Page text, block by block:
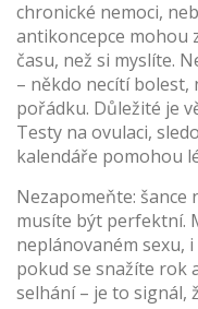
chronické nemoci,
antikoncepce mohou
času, než si myslíte.
– někdo necítí bolest,
pořádku. Důležité je
Testy na ovulaci,
kalendáře pomohou
Nezapomeňte: šance
musíte být perfektní.
neplánovaném sexu,
pokud se snažíte rok
selhání – je to signál,